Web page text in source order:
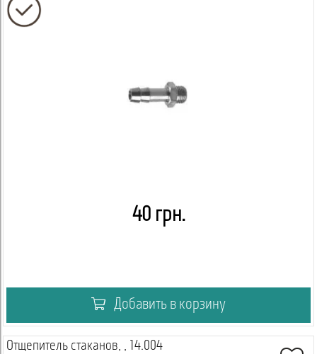
40 грн.
Добавить в корзину
Отщепитель стаканов, , 14.004